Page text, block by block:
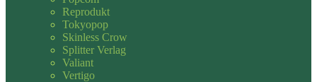
Reprodukt
Tokyopop
Skinless Crow
Splitter Verlag
Valiant
Vertigo